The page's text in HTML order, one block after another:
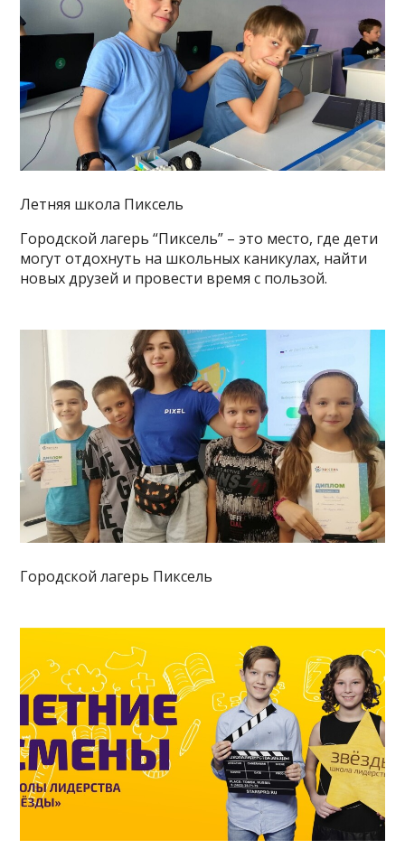
Летняя школа Пиксель
Городской лагерь “Пиксель” – это место, где дети
могут отдохнуть на школьных каникулах, найти
новых друзей и провести время с пользой.
Городской лагерь Пиксель